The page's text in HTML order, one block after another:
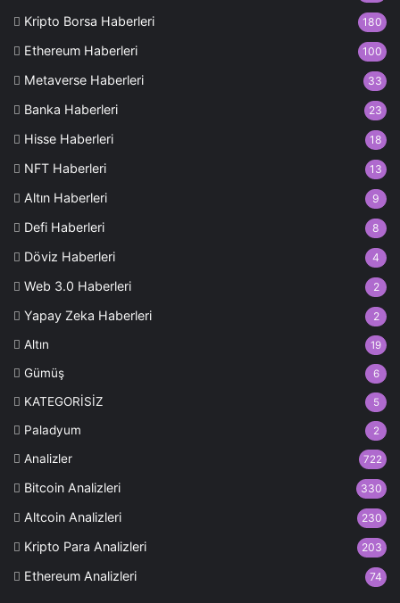
Kripto Borsa Haberleri 180
Ethereum Haberleri 100
Metaverse Haberleri 33
Banka Haberleri 23
Hisse Haberleri 18
NFT Haberleri 13
Altın Haberleri 9
Defi Haberleri 8
Döviz Haberleri 4
Web 3.0 Haberleri 2
Yapay Zeka Haberleri 2
Altın 19
Gümüş 6
KATEGORİSİZ 5
Paladyum 2
Analizler 722
Bitcoin Analizleri 330
Altcoin Analizleri 230
Kripto Para Analizleri 203
Ethereum Analizleri 74